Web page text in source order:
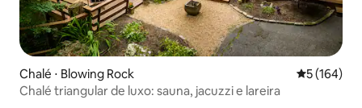
Chalé ⋅ Blowing Rock 5 de uma
5 (164)
Chalé triangular de luxo: sauna, jacuzzi e lareira